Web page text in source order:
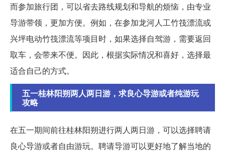
而参加旅行团，可以省去路线规划和导航的烦恼，由专业
导游带领，更加方便。例如，在参加龙河人工竹筏漂流或
兴坪电动竹筏漂流等项目时，如果选择自驾游，需要返回
取车，会带来不便。因此，根据实际情况和喜好，选择最
适合自己的方式。
五一桂林阳朔两人两日游，求良心导游或者纯游玩
攻略
在五一期间前往桂林阳朔进行两人两日游，可以选择聘请
良心导游或者自由游玩。聘请导游可以更好地了解当地的